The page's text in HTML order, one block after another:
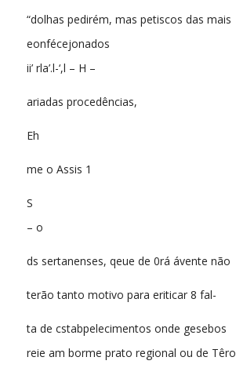
“dolhas pedirém, mas petiscos das mais
eonfécejonados
ii’ rla’.l-‘,l – H –
ariadas procedências,
Eh
me o Assis 1
S
– o
ds sertanenses, qeue de 0rá ávente não
terão tanto motivo para eriticar 8 fal-
ta de cstabpelecimentos onde gesebos
reie am borme prato regional ou de Têro